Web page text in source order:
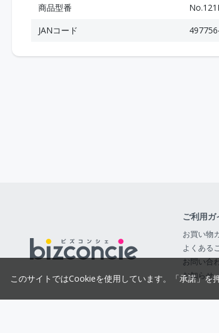
商品型番
JANコード
ご利用ガ
お買い物
よくある
お問い合
お知らせ
このサイトではCookieを使用しています。「承諾」を